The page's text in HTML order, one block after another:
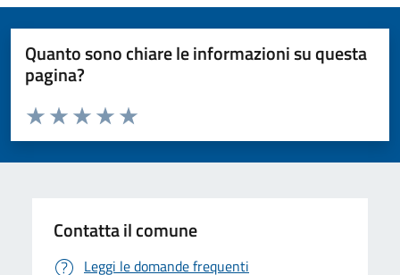
Quanto sono chiare le informazioni su questa
pagina?
Valuta da 1 a 5 stelle la pagina
Valuta 5 stelle su 5
Valuta 4 stelle su 5
Valuta 3 stelle su 5
Valuta 2 stelle su 5
Valuta 1 stelle su 5
Contatta il comune
Leggi le domande frequenti